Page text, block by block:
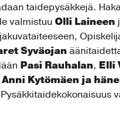
taidepysäkkejä.
valmistuu Olli Laineen
Syväojan
Pasi Rauhalan, Elli
Anni Kytömäenja